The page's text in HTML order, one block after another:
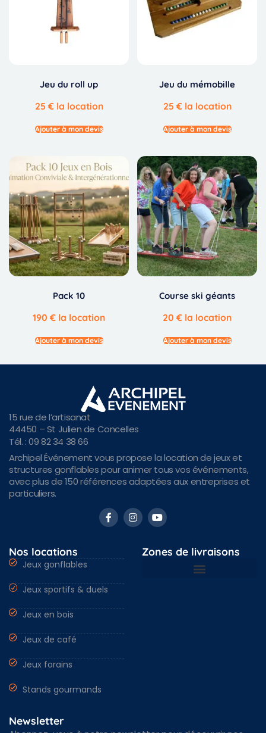
Jeu du roll up
25 €la location
Ajouter à mon devis
Jeu du mémobille
25 €la location
Ajouter à mon devis
Pack 10
190 € la location
Ajouter à mon devis
Course ski géants
20 € la location
Ajouter à mon devis
15 rue de l’artisanat
44450 – St Julien de Concelles
Tél. : 09 82 34 38 66
Archipel Événement vous propose la location de jeux et
structures gonflables pour animer tous vos événements,
avec plus de 150 références adaptées aux entreprises et
particuliers.
Nos locations
Jeux gonflables
Jeux sportifs & duels
Jeux en bois
Jeux de café
Jeux forains
Stands gourmands
Zones de livraisons
Newsletter